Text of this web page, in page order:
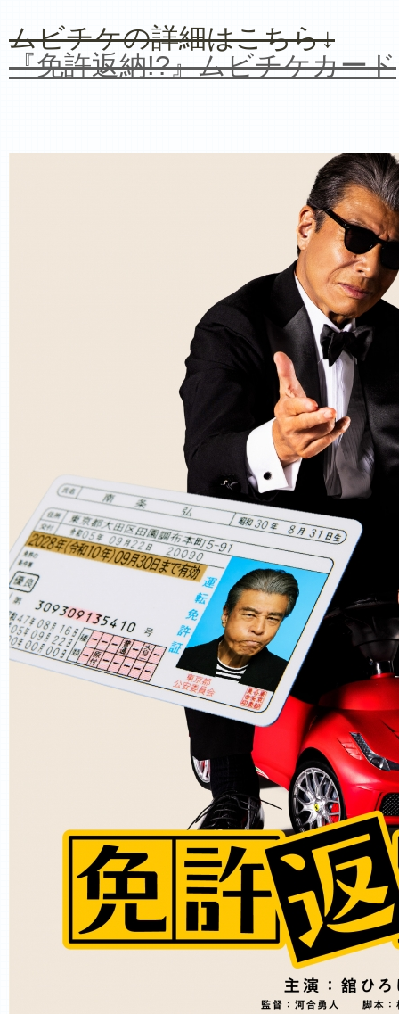
ムビチケの詳細はこちら↓
『免許返納!?』ムビチケカード